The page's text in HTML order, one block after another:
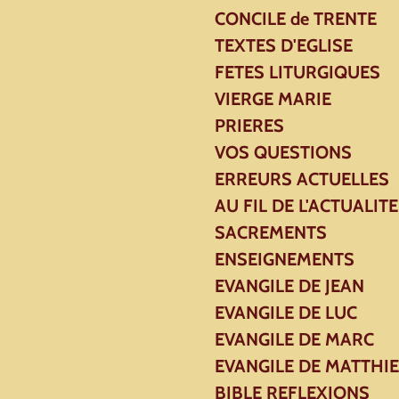
CONCILE de TRENTE
TEXTES D'EGLISE
FETES LITURGIQUES
VIERGE MARIE
PRIERES
VOS QUESTIONS
ERREURS ACTUELLES
AU FIL DE L'ACTUALITE
SACREMENTS
ENSEIGNEMENTS
EVANGILE DE JEAN
EVANGILE DE LUC
EVANGILE DE MARC
EVANGILE DE
BIBLE REFLEXIONS